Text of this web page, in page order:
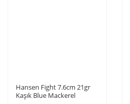
Hansen Fight 7.6cm 21gr
Kaşık Blue Mackerel